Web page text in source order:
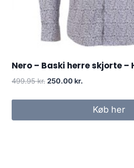
Nero – Baski herre skjorte –
499.95kr. Original
250.00 kr.
250.00 kr..
Køb her